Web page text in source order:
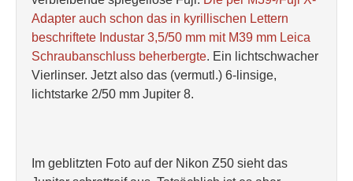
Adapter auch schon das in kyrillischen Lettern
beschriftete Industar 3,5/50 mm mit M39 mm Leica
Schraubanschluss beherbergte. Ein lichtschwacher
Vierlinser. Jetzt also das (vermutl.) 6-linsige,
lichtstarke 2/50 mm Jupiter 8.
Im geblitzten Foto auf der Nikon Z50 sieht das